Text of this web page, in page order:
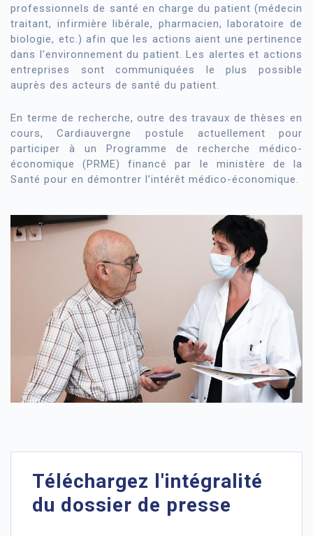
professionnels de santé en charge du patient (médecin
traitant, infirmière libérale, pharmacien, laboratoire de
biologie, etc.) afin que les actions aient une pertinence
dans l’environnement du patient. Les alertes et actions
entreprises sont communiquées le plus possible
auprès des acteurs de santé du patient.
En terme de recherche, outre des travaux de thèses en
cours, Cardiauvergne postule actuellement pour
participer à un Programme de recherche médico-
économique (PRME) financé par le ministère de la
Santé pour en démontrer l’intérêt médico-économique.
Téléchargez l'intégralité
du dossier de presse